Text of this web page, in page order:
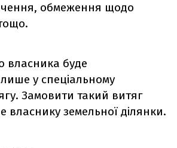
обмеження щодо
власника буде
у спеціальному
Замовити такий витяг
власнику земельної ділянки.